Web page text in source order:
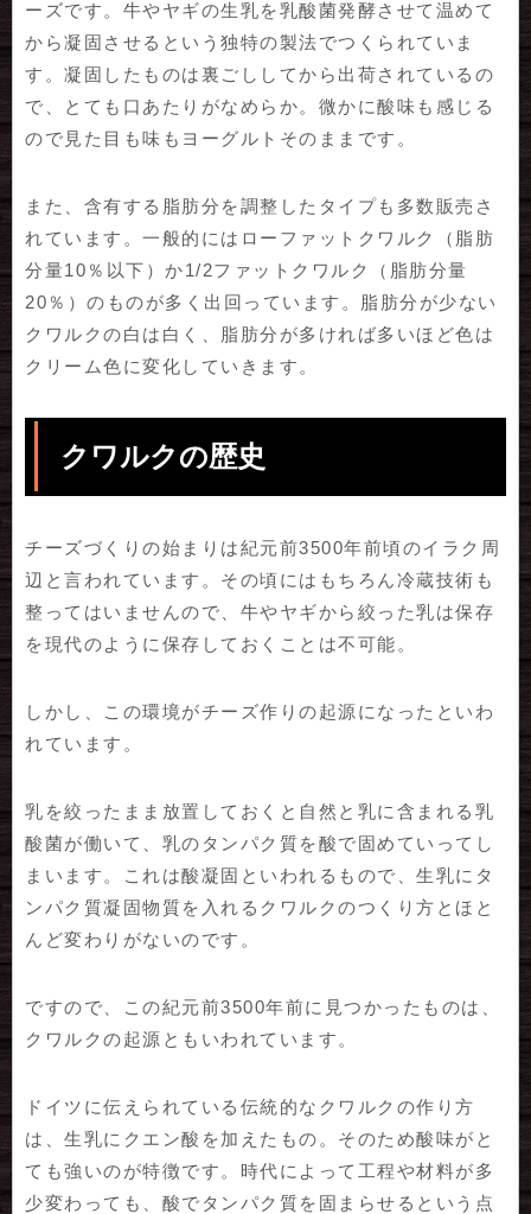
ーズです。牛やヤギの生乳を乳酸菌発酵させて温めて
から凝固させるという独特の製法でつくられていま
す。凝固したものは裏ごししてから出荷されているの
で、とても口あたりがなめらか。微かに酸味も感じる
ので見た目も味もヨーグルトそのままです。
また、含有する脂肪分を調整したタイプも多数販売さ
れています。一般的にはローファットクワルク（脂肪
分量10％以下）か1/2ファットクワルク（脂肪分量
20％）のものが多く出回っています。脂肪分が少ない
クワルクの白は白く、脂肪分が多ければ多いほど色は
クリーム色に変化していきます。
クワルクの歴史
チーズづくりの始まりは紀元前3500年前頃のイラク周
辺と言われています。その頃にはもちろん冷蔵技術も
整ってはいませんので、牛やヤギから絞った乳は保存
を現代のように保存しておくことは不可能。
しかし、この環境がチーズ作りの起源になったといわ
れています。
乳を絞ったまま放置しておくと自然と乳に含まれる乳
酸菌が働いて、乳のタンパク質を酸で固めていってし
まいます。これは酸凝固といわれるもので、生乳にタ
ンパク質凝固物質を入れるクワルクのつくり方とほと
んど変わりがないのです。
ですので、この紀元前3500年前に見つかったものは、
クワルクの起源ともいわれています。
ドイツに伝えられている伝統的なクワルクの作り方
は、生乳にクエン酸を加えたもの。そのため酸味がと
ても強いのが特徴です。時代によって工程や材料が多
少変わっても、酸でタンパク質を固まらせるという点